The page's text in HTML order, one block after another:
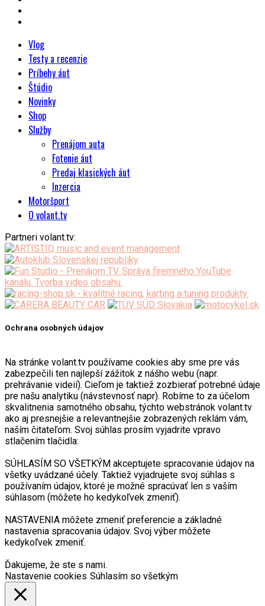
Vlog
Testy a recenzie
Príbehy áut
Štúdio
Novinky
Shop
Služby
Prenájom auta
Fotenie áut
Predaj klasických áut
Inzercia
Motoršport
O volant.tv
Partneri volant.tv:
Ochrana osobných údajov
Na stránke volant.tv používame cookies aby sme pre vás
zabezpečili ten najlepší zážitok z nášho webu (napr.
prehrávanie videií). Cieľom je taktiež zozbierať potrebné údaje
pre našu analytiku (návstevnosť napr). Robíme to za účelom
skvalitnenia samotného obsahu, týchto webstránok volant.tv
ako aj presnejšie a relevantnejšie zobrazených reklám vám,
naším čitateľom. Svoj súhlas prosím vyjadrite vpravo
stlačením tlačidla:
SÚHLASÍM SO VŠETKÝM akceptujete spracovanie údajov na
všetky uvádzané účely. Taktiež vyjadrujete svoj súhlas s
používaním údajov, ktoré je možné spracúvať len s vaším
súhlasom (môžete ho kedykoľvek zmeniť).
NASTAVENIA môžete zmeniť preferencie a základné
nastavenia spracovania údajov. Svoj výber môžete
kedykoľvek zmeniť.
Ďakujeme, že ste s nami.
Nastavenie cookies Súhlasím so všetkým